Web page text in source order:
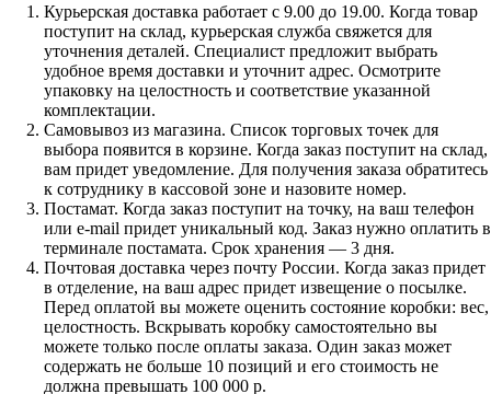
Курьерская доставка работает с 9.00 до 19.00. Когда товар
поступит на склад, курьерская служба свяжется для
уточнения деталей. Специалист предложит выбрать
удобное время доставки и уточнит адрес. Осмотрите
упаковку на целостность и соответствие указанной
комплектации.
Самовывоз из магазина. Список торговых точек для
выбора появится в корзине. Когда заказ поступит на склад,
вам придет уведомление. Для получения заказа обратитесь
к сотруднику в кассовой зоне и назовите номер.
Постамат. Когда заказ поступит на точку, на ваш телефон
или e-mail придет уникальный код. Заказ нужно оплатить в
терминале постамата. Срок хранения — 3 дня.
Почтовая доставка через почту России. Когда заказ придет
в отделение, на ваш адрес придет извещение о посылке.
Перед оплатой вы можете оценить состояние коробки: вес,
целостность. Вскрывать коробку самостоятельно вы
можете только после оплаты заказа. Один заказ может
содержать не больше 10 позиций и его стоимость не
должна превышать 100 000 р.